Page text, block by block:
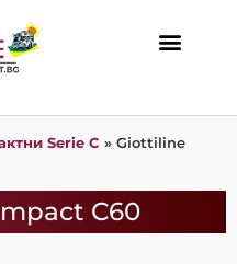
Serie C » Giottiline
C60